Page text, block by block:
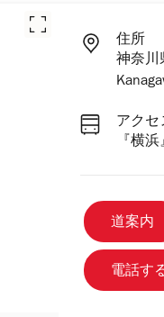
住所
神奈川
アクセ
『横
道案内
電話す